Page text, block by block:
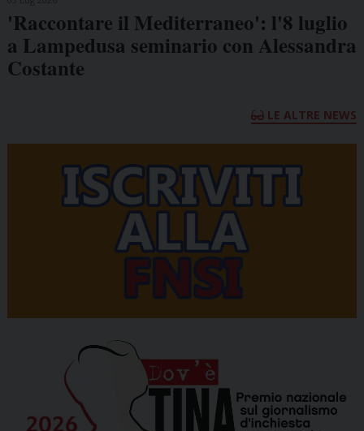
'Raccontare il Mediterraneo': l'8 luglio
a Lampedusa seminario con Alessandra
Costante
LE ALTRE NEWS